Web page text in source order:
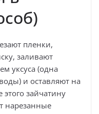
пленки,
заливают
уксуса (одна
и оставляют на
зайчатину
нарезанные